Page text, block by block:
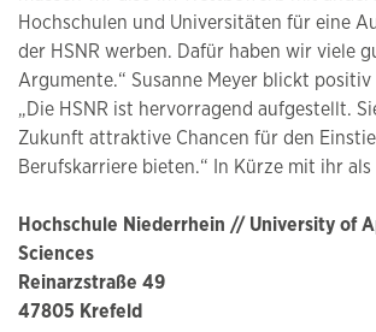
Hochschulen und Universitäten für eine
der HSNR werben. Dafür haben wir viele
Argumente.“ Susanne Meyer blickt positiv
„Die HSNR ist hervorragend aufgestellt.
Zukunft attraktive Chancen für den
Berufskarriere bieten.“ In Kürze mit ihr als
Hochschule Niederrhein // University of
Sciences
Reinarzstraße 49
47805 Krefeld